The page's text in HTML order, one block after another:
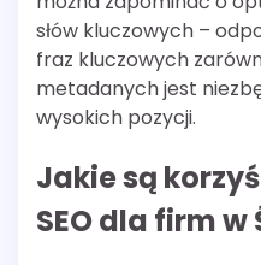
słów kluczowych –
fraz kluczowych
metadanych jest
wysokich pozycji.
Jakie są
SEO dla firm